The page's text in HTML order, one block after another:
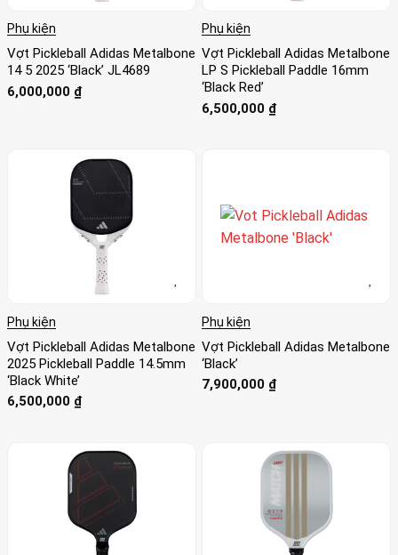
Phụ kiện
Vợt Pickleball Adidas Metalbone
14 5 2025 ‘Black’ JL4689
6,000,000 ₫
Phụ kiện
Vợt Pickleball Adidas Metalbone
LP S Pickleball Paddle 16mm
‘Black Red’
6,500,000 ₫
Phụ kiện
Vợt Pickleball Adidas Metalbone
2025 Pickleball Paddle 14.5mm
‘Black White’
6,500,000 ₫
Phụ kiện
Vợt Pickleball Adidas Metalbone
‘Black’
7,900,000 ₫